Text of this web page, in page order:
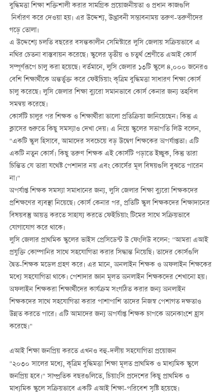
বুদ্ধিমত্তা শিক্ষা শক্তিশালী করার সামগ্রিক প্রয়োজনীয়তা ও প্রধান কাজগুলি
নির্ধারণ করে দেওয়া হয়। এর উদ্দেশ্য, উদ্ভাবনী সম্ভাবনাময় তরুণ-তরুণীদের
গড়ে তোলা।
এ উদ্দেশ্যে চলতি বছরের বসন্তকালীন সেমিস্টারে লুসি জেলায় সক্রিয়ভাবে এ
নথির চেতনা বাস্তবায়ন করেছে। স্কুলের তৃতীয় ও চতুর্থ শ্রেণীতে এআই কোর্স
সম্পূর্ণরূপে চালু করা হয়েছে। বর্তমানে, লুসি জেলার ১৩টি স্কুলে ৪,০০০ জনেরও
বেশি শিক্ষার্থীকে অন্তর্ভুক্ত করে ফেইচিয়াং কৃত্রিম বুদ্ধিমত্তা সাধারণ শিক্ষা কোর্স
চালু করেছে। লুসি জেলার শিক্ষা ব্যুরো সমানভাবে কোর্স কেনার জন্য তহবিল
সমন্বয় করেছে।
কোর্সটি চালুর পর শিক্ষক ও শিক্ষার্থীরা ভালো প্রতিক্রিয়া জানিয়েছেন। কিন্তু এ
ক্লাসের শুরুতে কিছু সমস্যাও দেখা দেয়। এ নিয়ে স্কুলের সভাপতি লিউ বলেন,
"একটি স্কুল হিসাবে, আমাদের সবচেয়ে বড় উদ্বেগ শিক্ষকের অপর্যাপ্ততা। এটি
একটি নতুন কোর্স। কিছু তরুণ শিক্ষক এই কোর্সটি পড়াতে ইচ্ছুক, কিন্তু তারা
চিন্তিত যে তারা যথেষ্ট পেশাদার নয় এবং কোর্সের মূল বিষয়গুলি বুঝতে পারেন
না।"
অপর্যাপ্ত শিক্ষক সমস্যা সমাধানের জন্য, লুসি জেলার শিক্ষা ব্যুরো শিক্ষকদের
প্রশিক্ষণের ব্যবস্থা নিয়েছে। কোর্স কেনার পর, প্রতিটি স্কুল শিক্ষকদের শিক্ষাদানের
বিষয়বস্তু আয়ত্ত করতে সাহায্য করতে ফেইচিয়াং টিমের সাথে সক্রিয়ভাবে
যোগাযোগ করে থাকে।
লুসি জেলার প্রাথমিক স্কুলের ভাইস প্রেসিডেন্ট উ ফেংলিউ বলেন: "আমরা এআই
প্রযুক্তি কোম্পানির সাথে সহযোগিতা করার সিদ্ধান্ত নিয়েছি। তাদের কোর্সগুলি
দ্বৈত-শিক্ষক মডেল গ্রহণ করে। এর মানে, অনলাইন শিক্ষক ও অফলাইন শিক্ষকের
মধ্যে সহযোগিতা থাকে। পেশাদার জ্ঞান মূলত অনলাইন শিক্ষকদের শেখানো হয়।
অফলাইন শিক্ষকরা শিক্ষার্থীদের কার্যক্রম সংগঠিত করার জন্য অনলাইন
শিক্ষকদের সাথে সহযোগিতা করার পাশাপাশি তাদের নিজস্ব পেশাগত দক্ষতাও
উন্নত করতে পারে। এটি আমাদের জন্য অপর্যাপ্ত শিক্ষক চাপকে অনেকাংশে হ্রাস
করেছে।"
এআই শিক্ষা জনপ্রিয় করতে এখনও বহু-দলীয় সহযোগিতা প্রয়োজন
"২০৩০ সালের মধ্যে, কৃত্রিম বুদ্ধিমত্তা শিক্ষা মূলত প্রাথমিক ও মাধ্যমিক স্কুলে
জনপ্রিয় হবে।" সাম্প্রতিক বছরগুলিতে, চিয়াংসি প্রদেশের কিছু প্রাথমিক ও
মাধ্যমিক স্কুলে সক্রিয়ভাবে একটি এআই শিক্ষা-পরিবেশ সৃষ্টি হয়েছে।